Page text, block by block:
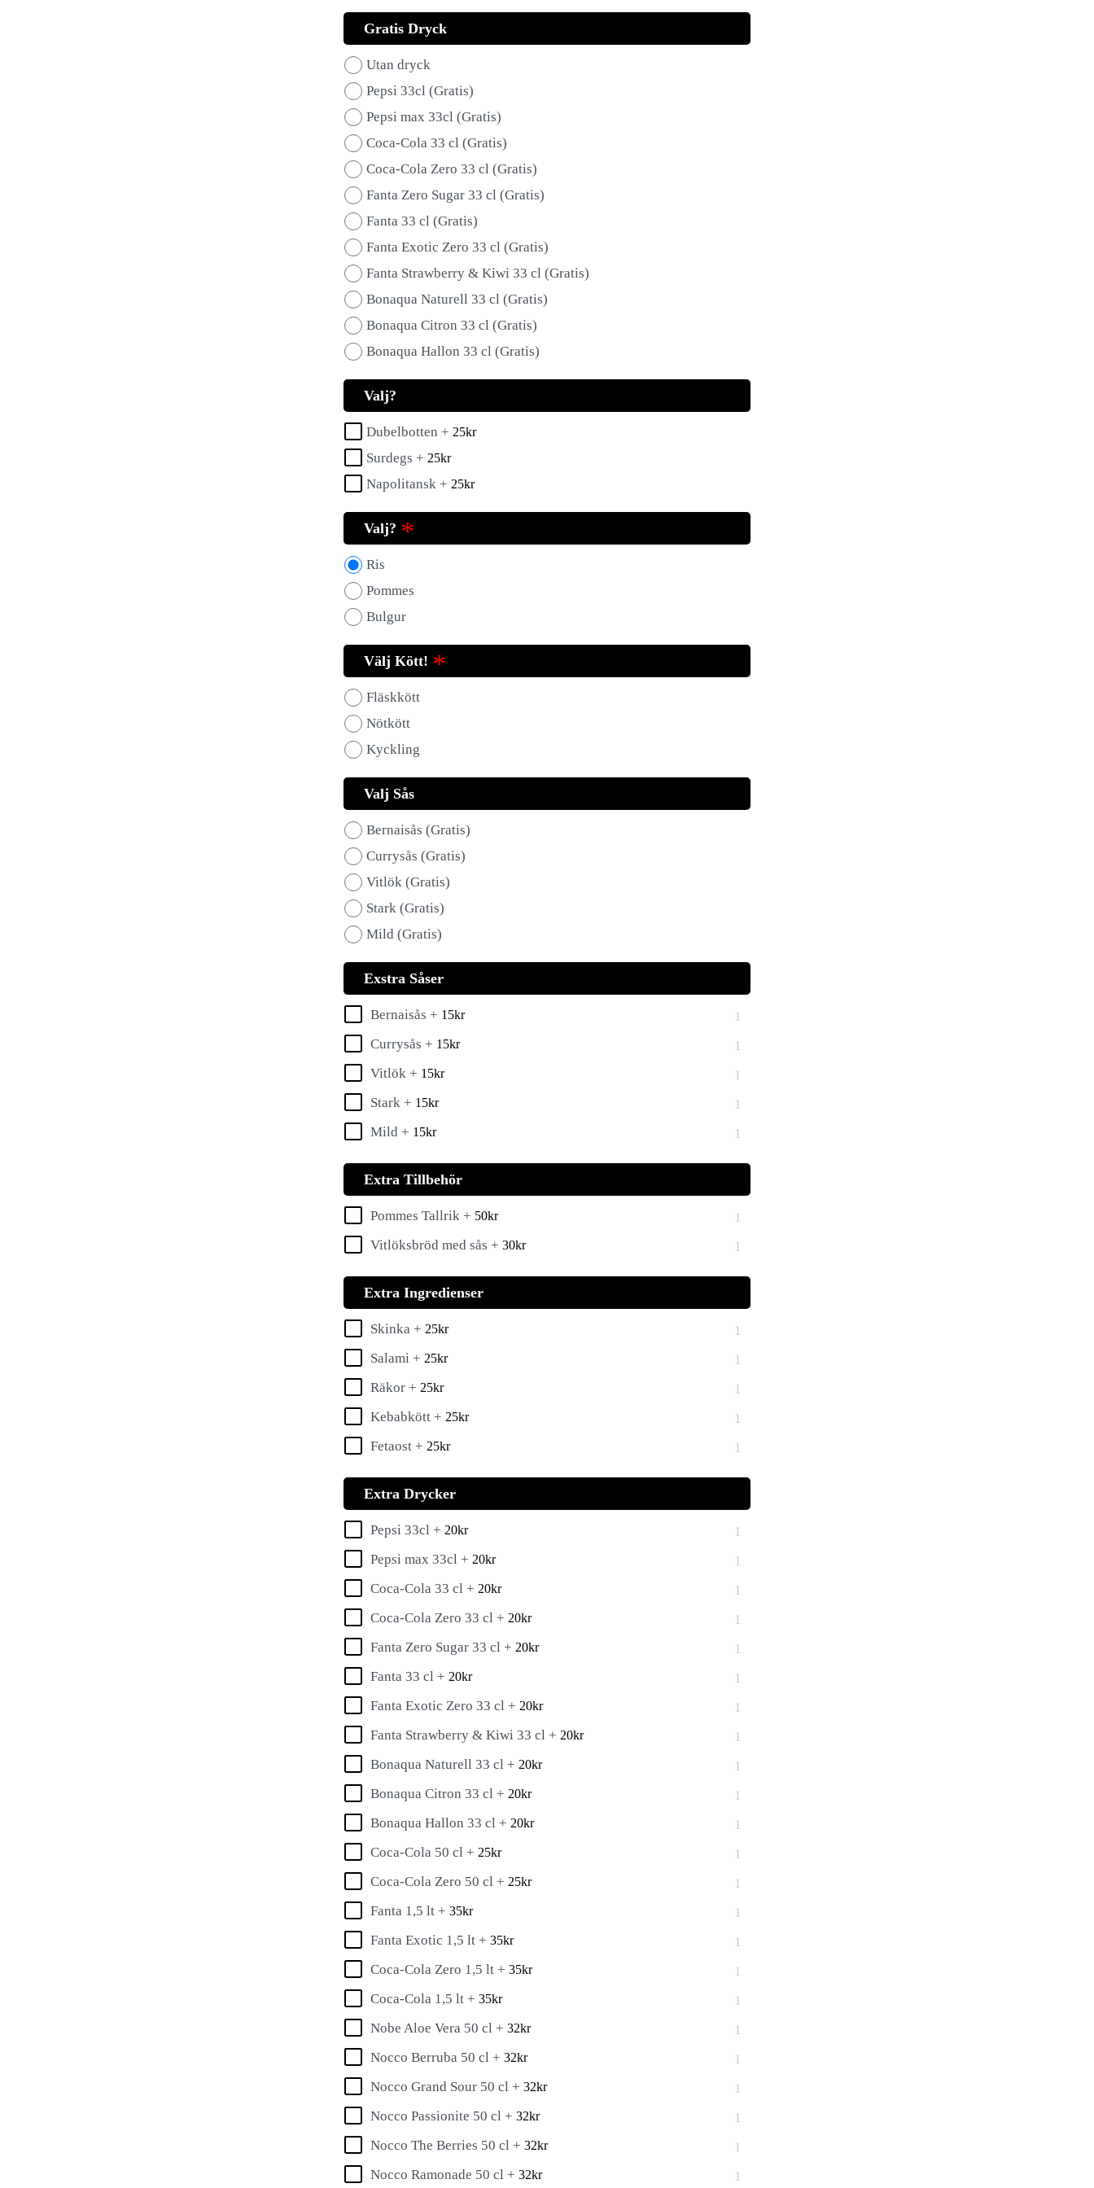
Gratis Dryck
Utan dryck
Pepsi 33cl (Gratis)
Pepsi max 33cl (Gratis)
Coca-Cola 33 cl (Gratis)
Coca-Cola Zero 33 cl (Gratis)
Fanta Zero Sugar 33 cl (Gratis)
Fanta 33 cl (Gratis)
Fanta Exotic Zero 33 cl (Gratis)
Fanta Strawberry & Kiwi 33 cl (Gratis)
Bonaqua Naturell 33 cl (Gratis)
Bonaqua Citron 33 cl (Gratis)
Bonaqua Hallon 33 cl (Gratis)
Valj?
Dubelbotten + 25kr
Surdegs + 25kr
Napolitansk + 25kr
Valj?
Ris
Pommes
Bulgur
Välj Kött!
Fläskkött
Nötkött
Kyckling
Valj Sås
Bernaisås (Gratis)
Currysås (Gratis)
Vitlök (Gratis)
Stark (Gratis)
Mild (Gratis)
Exstra Såser
Bernaisås + 15kr
Currysås + 15kr
Vitlök + 15kr
Stark + 15kr
Mild + 15kr
Extra Tillbehör
Pommes Tallrik + 50kr
Vitlöksbröd med sås + 30kr
Extra Ingredienser
Skinka + 25kr
Salami + 25kr
Räkor + 25kr
Kebabkött + 25kr
Fetaost + 25kr
Extra Drycker
Pepsi 33cl + 20kr
Pepsi max 33cl + 20kr
Coca-Cola 33 cl + 20kr
Coca-Cola Zero 33 cl + 20kr
Fanta Zero Sugar 33 cl + 20kr
Fanta 33 cl + 20kr
Fanta Exotic Zero 33 cl + 20kr
Fanta Strawberry & Kiwi 33 cl + 20kr
Bonaqua Naturell 33 cl + 20kr
Bonaqua Citron 33 cl + 20kr
Bonaqua Hallon 33 cl + 20kr
Coca-Cola 50 cl + 25kr
Coca-Cola Zero 50 cl + 25kr
Fanta 1,5 lt + 35kr
Fanta Exotic 1,5 lt + 35kr
Coca-Cola Zero 1,5 lt + 35kr
Coca-Cola 1,5 lt + 35kr
Nobe Aloe Vera 50 cl + 32kr
Nocco Berruba 50 cl + 32kr
Nocco Grand Sour 50 cl + 32kr
Nocco Passionite 50 cl + 32kr
Nocco The Berries 50 cl + 32kr
Nocco Ramonade 50 cl + 32kr